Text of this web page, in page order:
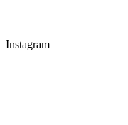
Instagram